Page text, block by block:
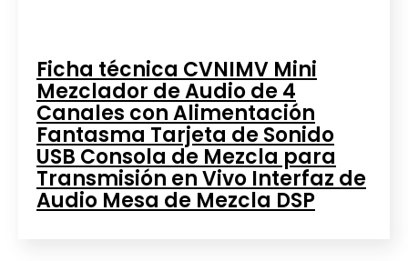
Ficha técnica CVNIMV Mini
Mezclador de Audio de 4
Canales con Alimentación
Fantasma Tarjeta de Sonido
USB Consola de Mezcla para
Transmisión en Vivo Interfaz de
Audio Mesa de Mezcla DSP